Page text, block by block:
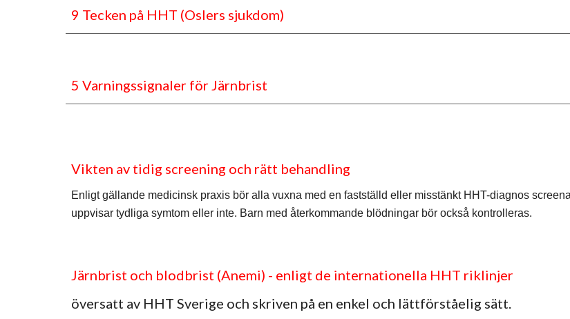
9 Tecken på HHT (Oslers sjukdom)
5 Varningssignaler för Järnbrist
Vikten av tidig screening och rätt behandling
Enligt gällande medicinsk praxis bör alla vuxna med en fastställd eller misstänkt HHT-diagnos
uppvisar tydliga symtom eller inte. Barn med återkommande blödningar bör också kontrolleras.
Järnbrist och blodbrist (Anemi) - enligt de internationella HHT riklinjer
översatt av HHT Sverige och skriven på en enkel och lättförståelig sätt.